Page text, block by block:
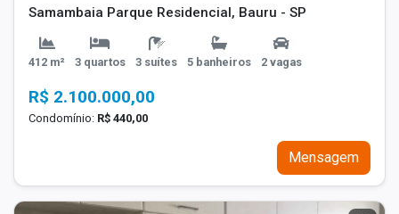
Samambaia Parque Residencial, Bauru - SP
412 m² 3 quartos 3 suítes 5 banheiros 2 vagas
R$ 2.100.000,00
Condomínio: R$ 440,00
Mensagem